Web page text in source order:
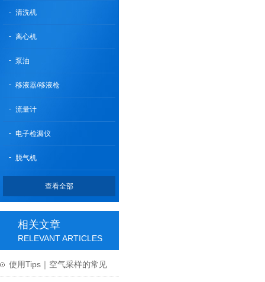
清洗机
离心机
泵油
移液器/移液枪
流量计
电子检漏仪
脱气机
查看全部
相关文章
RELEVANT ARTICLES
使用Tips｜空气采样的常见